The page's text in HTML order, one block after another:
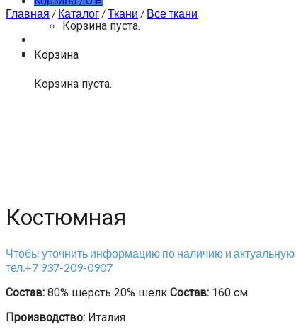
Корзина пуста.
Корзина
Корзина пуста.
Главная / Каталог /Ткани / Все ткани
Костюмная
Чтобы уточнить информацию по наличию и
тел.+7 937-209-0907
Состав: 80% шерсть 20% шелк Состав: 160 см
Производство: Италия